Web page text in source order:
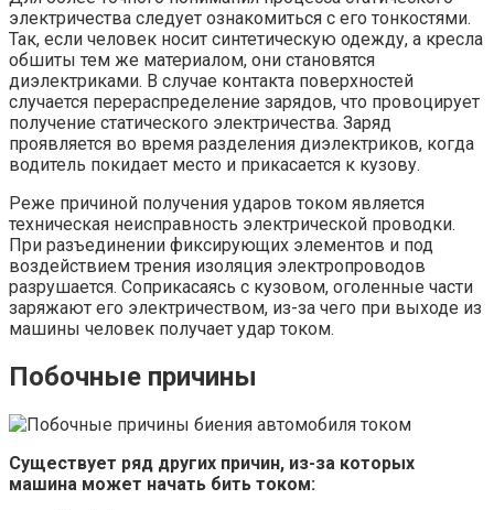
электричества следует ознакомиться с его тонкостями.
Так, если человек носит синтетическую одежду, а кресла
обшиты тем же материалом, они становятся
диэлектриками. В случае контакта поверхностей
случается перераспределение зарядов, что провоцирует
получение статического электричества. Заряд
проявляется во время разделения диэлектриков, когда
водитель покидает место и прикасается к кузову.
Реже причиной получения ударов током является
техническая неисправность электрической проводки.
При разъединении фиксирующих элементов и под
воздействием трения изоляция электропроводов
разрушается. Соприкасаясь с кузовом, оголенные части
заряжают его электричеством, из-за чего при выходе из
машины человек получает удар током.
Побочные причины
Существует ряд других причин, из-за которых
машина может начать бить током: